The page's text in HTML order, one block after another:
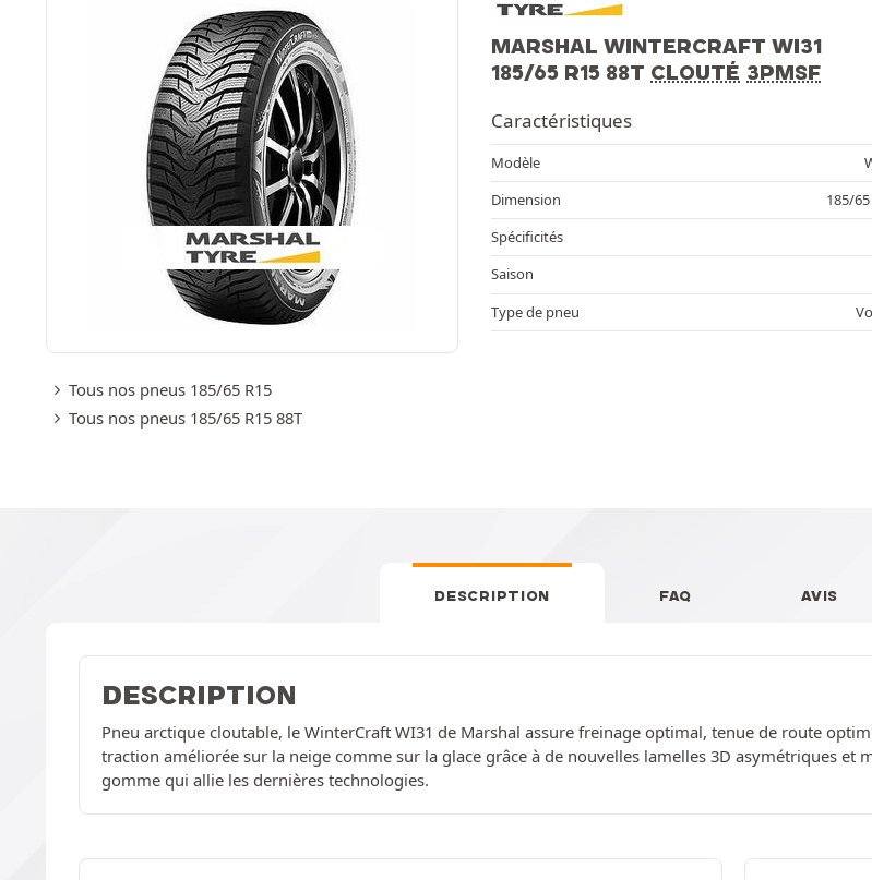
MARSHAL WINTERCRAFT WI31
185/65 R15 88T CLOUTÉ 3PMSF
Tous nos pneus 185/65 R15
Tous nos pneus 185/65 R15 88T
Caractéristiques
Modèle
Dimension
185/
Spécificités
Saison
Type de pneu
DESCRIPTION FAQ AVIS
DESCRIPTION
Pneu arctique cloutable, le WinterCraft WI31 de Marshal assure freinage optimal, tenue de route
traction améliorée sur la neige comme sur la glace grâce à de nouvelles lamelles 3D asymétriques et
gomme qui allie les dernières technologies.